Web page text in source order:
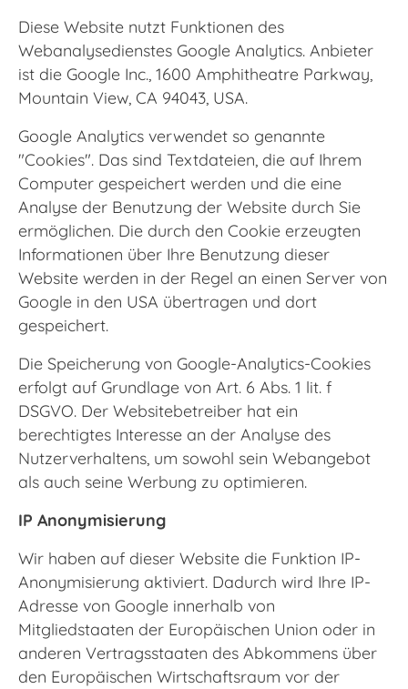
Diese Website nutzt Funktionen des
Webanalysedienstes Google Analytics. Anbieter
ist die Google Inc., 1600 Amphitheatre Parkway,
Mountain View, CA 94043, USA.
Google Analytics verwendet so genannte
"Cookies". Das sind Textdateien, die auf Ihrem
Computer gespeichert werden und die eine
Analyse der Benutzung der Website durch Sie
ermöglichen. Die durch den Cookie erzeugten
Informationen über Ihre Benutzung dieser
Website werden in der Regel an einen Server von
Google in den USA übertragen und dort
gespeichert.
Die Speicherung von Google-Analytics-Cookies
erfolgt auf Grundlage von Art. 6 Abs. 1 lit. f
DSGVO. Der Websitebetreiber hat ein
berechtigtes Interesse an der Analyse des
Nutzerverhaltens, um sowohl sein Webangebot
als auch seine Werbung zu optimieren.
IP Anonymisierung
Wir haben auf dieser Website die Funktion IP-
Anonymisierung aktiviert. Dadurch wird Ihre IP-
Adresse von Google innerhalb von
Mitgliedstaaten der Europäischen Union oder in
anderen Vertragsstaaten des Abkommens über
den Europäischen Wirtschaftsraum vor der